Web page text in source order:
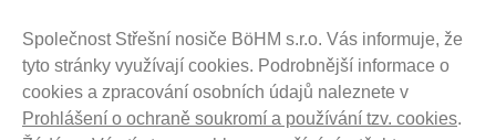
Společnost Střešní nosiče BöHM s.r.o. Vás informuje, že
tyto stránky využívají cookies. Podrobnější informace o
cookies a zpracování osobních údajů naleznete v
Prohlášení o ochraně soukromí a používání tzv. cookies.
Kontakty
Ochrana soukromí